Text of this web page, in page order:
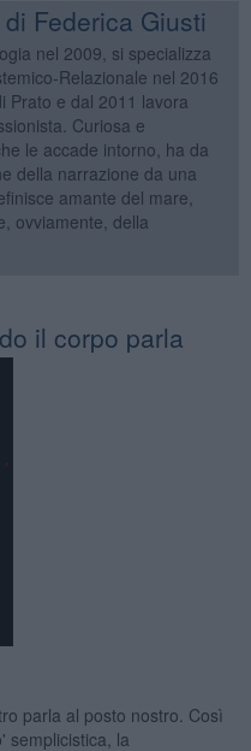
Federica Giusti
nel 2009, si specializza
Relazionale nel 2016
Prato e dal 2011 lavora
Curiosa e
le accade intorno, ha da
della narrazione da una
amante del mare,
ovviamente, della
il corpo parla
parla al posto nostro. Così
semplicistica, la